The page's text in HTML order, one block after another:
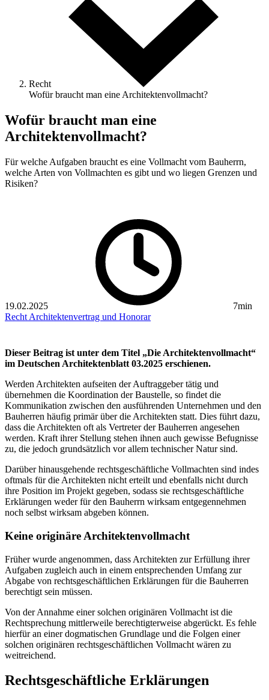
Recht
Wofür braucht man eine Architektenvollmacht?
Wofür braucht man eine
Architektenvollmacht?
Für welche Aufgaben braucht es eine Vollmacht vom Bauherrn,
welche Arten von Vollmachten es gibt und wo liegen Grenzen und
Risiken?
19.02.2025
7min
Recht Architektenvertrag und Honorar
Dieser Beitrag ist unter dem Titel „Die Architektenvollmacht“
im Deutschen Architektenblatt 03.2025 erschienen.
Werden Architekten aufseiten der Auftraggeber tätig und
übernehmen die Koordination der Baustelle, so findet die
Kommunikation zwischen den ausführenden Unternehmen und den
Bauherren häufig primär über die Architekten statt. Dies führt dazu,
dass die Architekten oft als Vertreter der Bauherren angesehen
werden. Kraft ihrer Stellung stehen ihnen auch gewisse Befugnisse
zu, die jedoch grundsätzlich vor allem technischer Natur sind.
Darüber hinausgehende rechtsgeschäftliche Vollmachten sind indes
oftmals für die Architekten nicht erteilt und ebenfalls nicht durch
ihre Position im Projekt gegeben, sodass sie rechtsgeschäftliche
Erklärungen weder für den Bauherrn wirksam entgegennehmen
noch selbst wirksam abgeben können.
Keine originäre Architektenvollmacht
Früher wurde angenommen, dass Architekten zur Erfüllung ihrer
Aufgaben zugleich auch in einem entsprechenden Umfang zur
Abgabe von rechtsgeschäftlichen Erklärungen für die Bauherren
berechtigt sein müssen.
Von der Annahme einer solchen originären Vollmacht ist die
Rechtsprechung mittlerweile berechtigterweise abgerückt. Es fehle
hierfür an einer dogmatischen Grundlage und die Folgen einer
solchen originären rechtsgeschäftlichen Vollmacht wären zu
weitreichend.
Rechtsgeschäftliche Erklärungen